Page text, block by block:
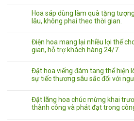
Hoa sáp dùng làm quà tặng
lâu, không phai theo thời gian.
Điện hoa mang lại nhiều lợi thế
gian, hỗ trợ khách hàng 24/7.
Đặt hoa viếng đám tang thể hiện
sự tiếc thương sâu sắc đối với
Đặt lãng hoa chúc mừng khai
thành công và phát đạt trong